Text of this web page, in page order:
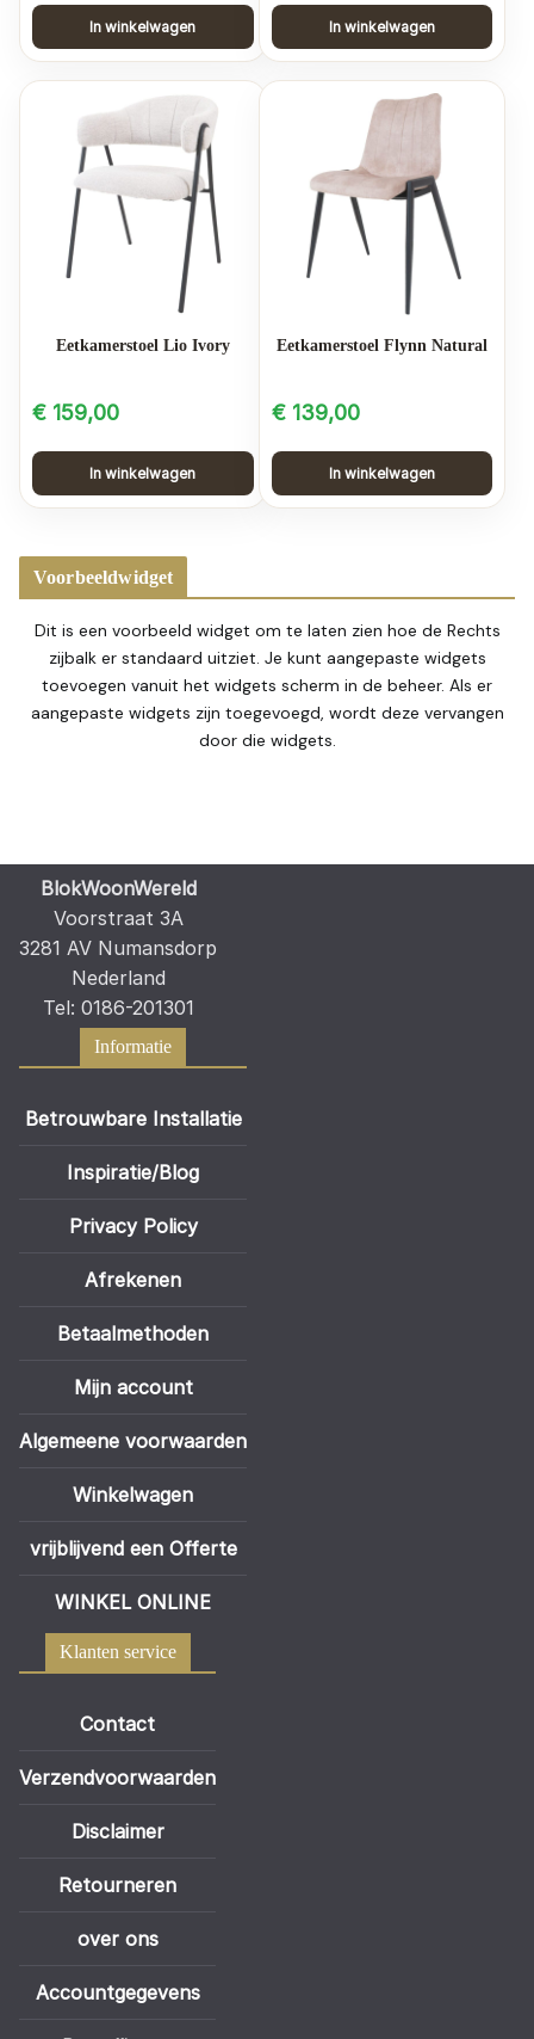
In winkelwagen In winkelwagen
Eetkamerstoel Lio Ivory
€ 159,00
In winkelwagen
Eetkamerstoel Flynn Natural
€139,00
In winkelwagen
Voorbeeldwidget
Dit is een voorbeeld widget om te laten zien hoe de Rechts
zijbalk er standaard uitziet. Je kunt aangepaste widgets
toevoegen vanuit het widgets scherm in de beheer. Als er
aangepaste widgets zijn toegevoegd, wordt deze vervangen
door die widgets.
BlokWoonWereld
Voorstraat 3A
3281 AV Numansdorp
Nederland
Tel: 0186-201301
Informatie
Betrouwbare Installatie
Inspiratie/Blog
Privacy Policy
Afrekenen
Betaalmethoden
Mijn account
Algemeene voorwaarden
Winkelwagen
vrijblijvend een Offerte
WINKEL ONLINE
Klanten service
Contact
Verzendvoorwaarden
Disclaimer
Retourneren
over ons
Accountgegevens